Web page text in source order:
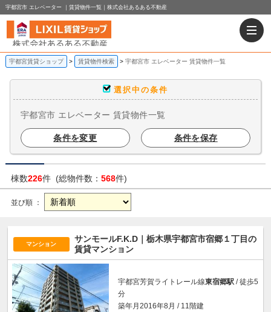
宇都宮市 エレベーター ｜賃貸物件一覧｜株式会社あるある不動産
宇都宮賃貸ショップ 賃貸物件検索 宇都宮市 エレベーター 賃貸物件一覧
選択中の条件
宇都宮市 エレベーター 賃貸物件一覧
条件を変更 条件を保存
棟数226件 (総物件数： 568件)
並び順 ：
マンション
サンモールF.K.D｜栃木県宇都宮市宿郷１丁目の
賃貸マンション
宇都宮芳賀ライトレール線東宿郷駅 / 徒歩5
分
築年月2016年8月 / 11階建